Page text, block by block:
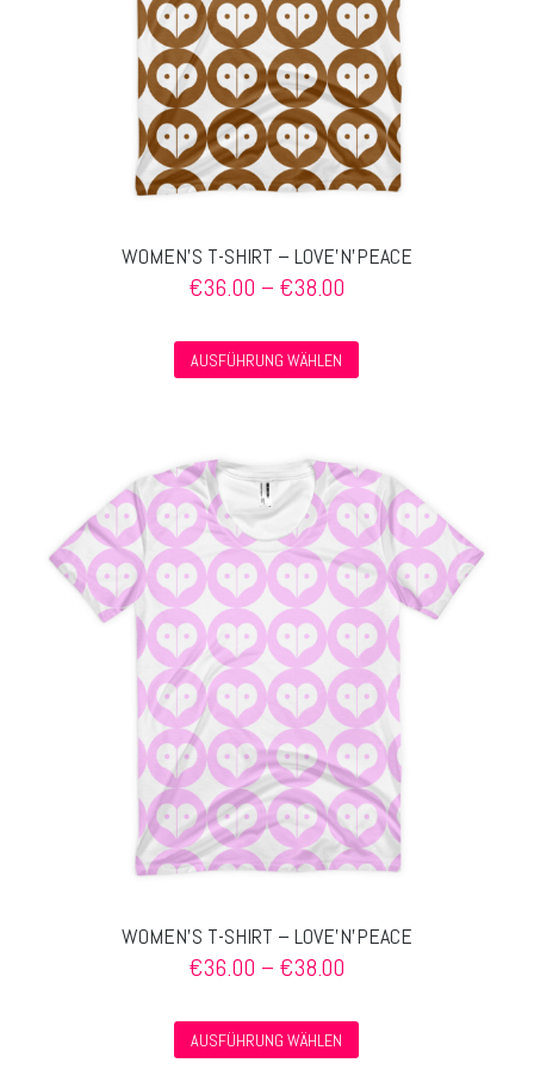
gewählt
werden
WOMEN’S T-SHIRT – LOVE’N’PEACE
€36.00 – €38.00Preisspanne:
bis
AUSFÜHRUNG WÄHLEN
Produkt
Varianten
auf.
Die
Optionen
können
auf
der
Produktseite
gewählt
werden
WOMEN’S T-SHIRT – LOVE’N’PEACE
€36.00 – €38.00Preisspanne:
bis
AUSFÜHRUNG WÄHLEN